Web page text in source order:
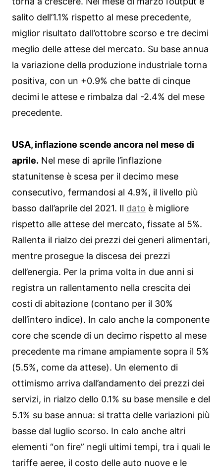
salito dell’1.1% rispetto al mese precedente,
miglior risultato dall’ottobre scorso e tre decimi
meglio delle attese del mercato. Su base annua
la variazione della produzione industriale torna
positiva, con un +0.9% che batte di cinque
decimi le attese e rimbalza dal -2.4% del mese
precedente.
USA, inflazione scende ancora nel mese di
aprile. Nel mese di aprile l’inflazione
statunitense è scesa per il decimo mese
consecutivo, fermandosi al 4.9%, il livello più
basso dall’aprile del 2021. Il dato è migliore
rispetto alle attese del mercato, fissate al 5%.
Rallenta il rialzo dei prezzi dei generi alimentari,
mentre prosegue la discesa dei prezzi
dell’energia. Per la prima volta in due anni si
registra un rallentamento nella crescita dei
costi di abitazione (contano per il 30%
dell’intero indice). In calo anche la componente
core che scende di un decimo rispetto al mese
precedente ma rimane ampiamente sopra il 5%
(5.5%, come da attese). Un elemento di
ottimismo arriva dall’andamento dei prezzi dei
servizi, in rialzo dello 0.1% su base mensile e del
5.1% su base annua: si tratta delle variazioni più
basse dal luglio scorso. In calo anche altri
elementi “on fire” negli ultimi tempi, tra i quali le
tariffe aeree, il costo delle auto nuove e le